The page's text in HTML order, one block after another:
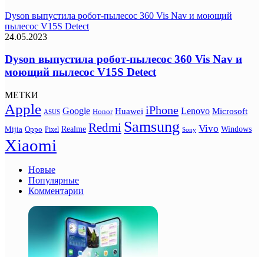
Dyson выпустила робот-пылесос 360 Vis Nav и моющий
пылесос V15S Detect
24.05.2023
Dyson выпустила робот-пылесос 360 Vis Nav и
моющий пылесос V15S Detect
МЕТКИ
Apple ASUS Google Honor Huawei iPhone Lenovo Microsoft
Mijia Oppo Pixel Realme Redmi Samsung Sony Vivo Windows
Xiaomi
Новые
Популярные
Комментарии